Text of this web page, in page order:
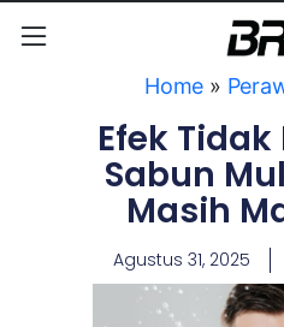
Home »
Efek
Sabun
Masih
Agustus 31, 2025